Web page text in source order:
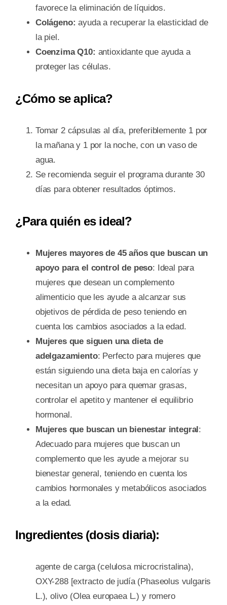
favorece la eliminación de líquidos.
Colágeno:ayuda a recuperar la elasticidad de
la piel.
Coenzima Q10: antioxidante que ayuda a
proteger las células.
¿Cómo se aplica?
Tomar 2 cápsulas al día, preferiblemente 1 por
la mañana y 1 por la noche, con un vaso de
agua.
Se recomienda seguir el programa durante 30
días para obtener resultados óptimos.
¿Para quién es ideal?
Mujeres mayores de 45 años que buscan un
apoyo para el control de peso: Ideal para
mujeres que desean un complemento
alimenticio que les ayude a alcanzar sus
objetivos de pérdida de peso teniendo en
cuenta los cambios asociados a la edad.
Mujeres que siguen una dieta de
adelgazamiento: Perfecto para mujeres que
están siguiendo una dieta baja en calorías y
necesitan un apoyo para quemar grasas,
controlar el apetito y mantener el equilibrio
hormonal.
Mujeres que buscan un bienestar integral:
Adecuado para mujeres que buscan un
complemento que les ayude a mejorar su
bienestar general, teniendo en cuenta los
cambios hormonales y metabólicos asociados
a la edad.
Ingredientes (dosis diaria):
agente de carga (celulosa microcristalina),
OXY-288 [extracto de judía (Phaseolus vulgaris
L.), olivo (Olea europaea L.) y romero